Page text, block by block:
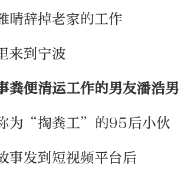
晴辞掉老家的工作
来到宁波
粪便清运工作的男友潘浩男
为“掏粪工”的95后小伙
事发到短视频平台后